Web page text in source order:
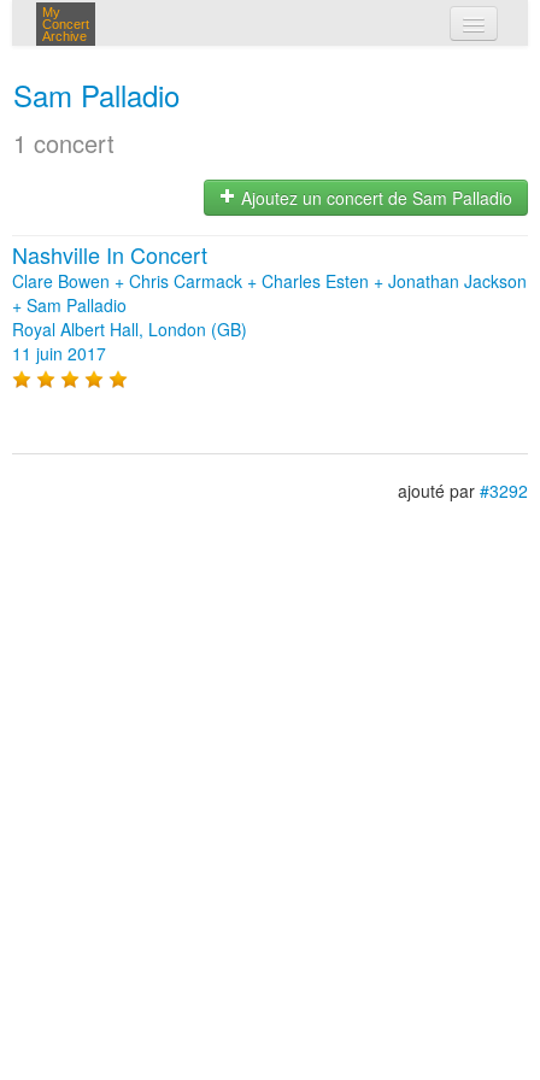
My
Concert
Archive
Sam Palladio
1 concert
Ajoutez un concert de Sam Palladio
Nashville In Concert
Clare Bowen + Chris Carmack + Charles Esten + Jonathan Jackson
+ Sam Palladio
Royal Albert Hall, London (GB)
11 juin 2017
ajouté par #3292